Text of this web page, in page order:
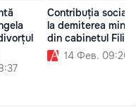
Contribuția
la demiterea
din cabinetul Filip
14 Фев. 09:20